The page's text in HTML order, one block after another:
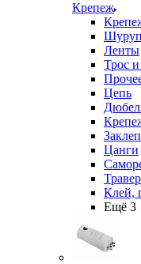
Крепеж
Ленты
Трос
Цепь
Цанги
Клей,
Ещё 3